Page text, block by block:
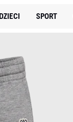
DZIECI SPORT